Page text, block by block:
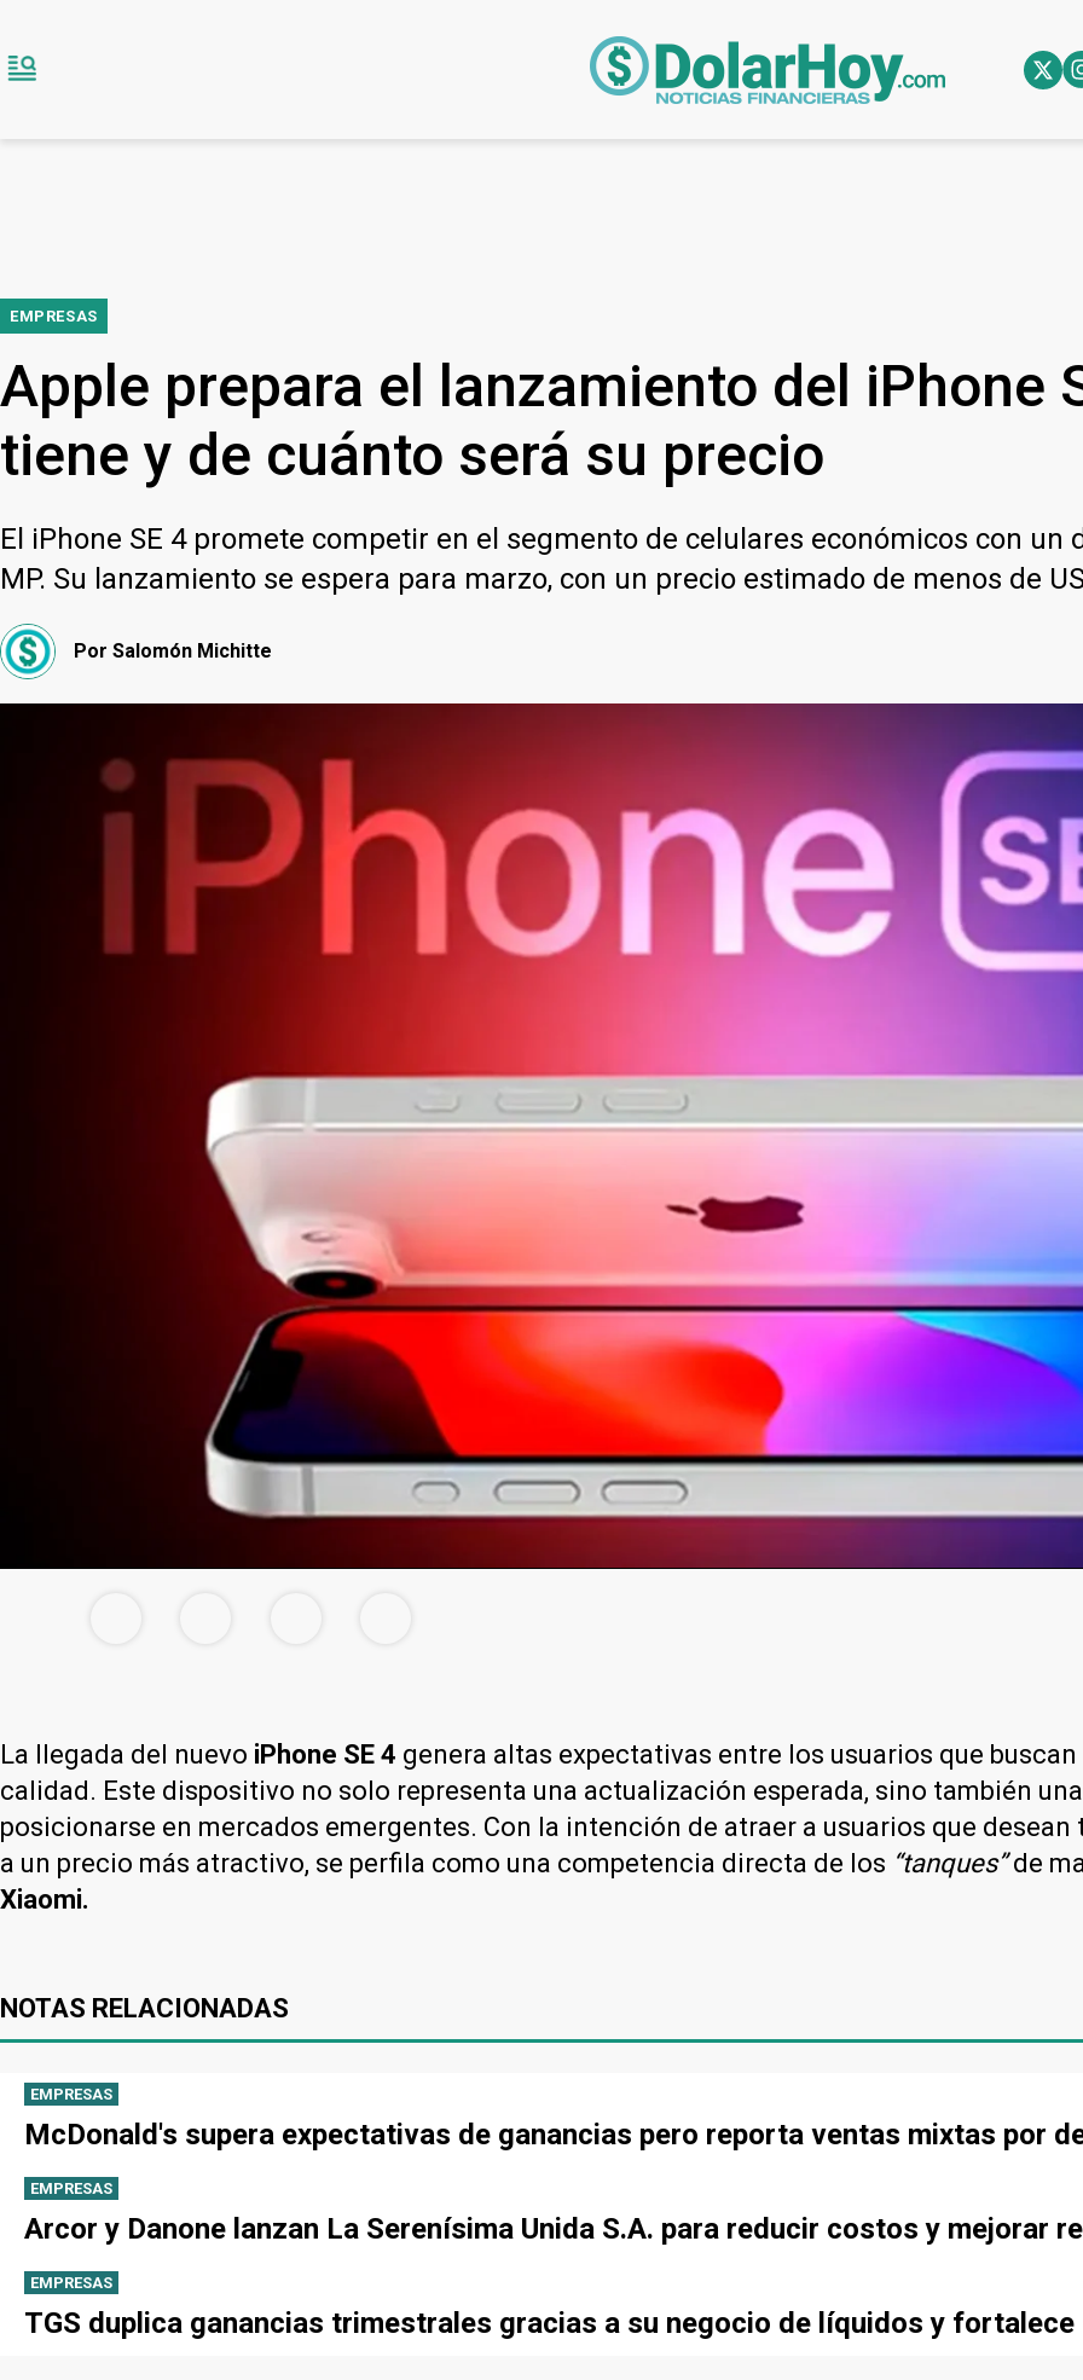
EMPRESAS
Apple prepara el lanzamiento del iPhone
tiene y de cuánto será su precio
El iPhone SE 4 promete competir en el segmento de celulares económicos con un
MP. Su lanzamiento se espera para marzo, con un precio estimado de menos de
Por Salomón Michitte
La llegada del nuevo iPhone SE 4 genera altas expectativas entre los usuarios que
calidad. Este dispositivo no solo representa una actualización esperada, sino también
posicionarse en mercados emergentes. Con la intención de atraer a usuarios que
a un precio más atractivo, se perfila como una competencia directa de los “tanques”de
Xiaomi.
NOTAS RELACIONADAS
EMPRESAS
McDonald's supera expectativas de ganancias pero reporta ventas mixtas por
EMPRESAS
Arcor y Danone lanzan La Serenísima Unida S.A. para reducir costos y mejorar
EMPRESAS
TGS duplica ganancias trimestrales gracias a su negocio de líquidos y fortalece